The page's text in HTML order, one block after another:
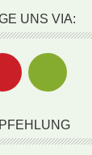
UNS VIA: